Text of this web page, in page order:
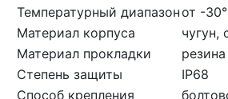
Температурный диапазонот -
Материал корпуса
чугун,
Материал прокладки
Степень защиты
IP68
Способ крепления